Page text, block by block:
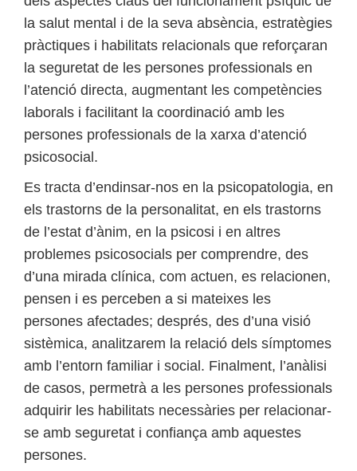
la salut mental i de la seva absència, estratègies
pràctiques i habilitats relacionals que reforçaran
la seguretat de les persones professionals en
l’atenció directa, augmentant les competències
laborals i facilitant la coordinació amb les
persones professionals de la xarxa d’atenció
psicosocial.
Es tracta d’endinsar-nos en la psicopatologia, en
els trastorns de la personalitat, en els trastorns
de l’estat d’ànim, en la psicosi i en altres
problemes psicosocials per comprendre, des
d’una mirada clínica, com actuen, es relacionen,
pensen i es perceben a si mateixes les
persones afectades; després, des d’una visió
sistèmica, analitzarem la relació dels símptomes
amb l’entorn familiar i social. Finalment, l’anàlisi
de casos, permetrà a les persones professionals
adquirir les habilitats necessàries per relacionar-
se amb seguretat i confiança amb aquestes
persones.